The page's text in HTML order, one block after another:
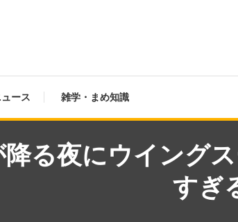
ース 雑学・まめ知識
降る夜にウイング
すぎ